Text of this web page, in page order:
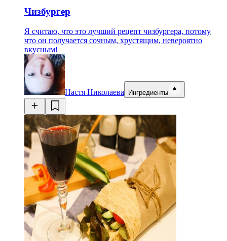
Чизбургер
Я считаю, что это лучший рецепт чизбургера, потому
что он получается сочным, хрустящим, невероятно
вкусным!
Настя Николаева Ингредиенты